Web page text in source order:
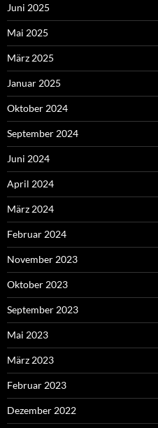
Juni 2025
Mai 2025
März 2025
Januar 2025
Oktober 2024
September 2024
Juni 2024
April 2024
März 2024
Februar 2024
November 2023
Oktober 2023
September 2023
Mai 2023
März 2023
Februar 2023
Dezember 2022